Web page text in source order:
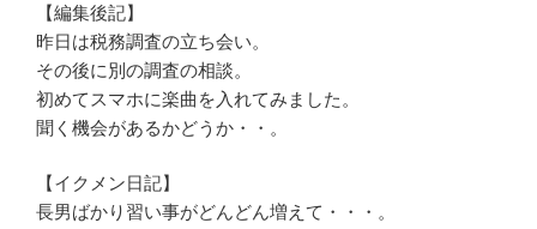
【編集後記】
昨日は税務調査の立ち会い。
その後に別の調査の相談。
初めてスマホに楽曲を入れてみました。
聞く機会があるかどうか・・。
【イクメン日記】
長男ばかり習い事がどんどん増えて・・・。